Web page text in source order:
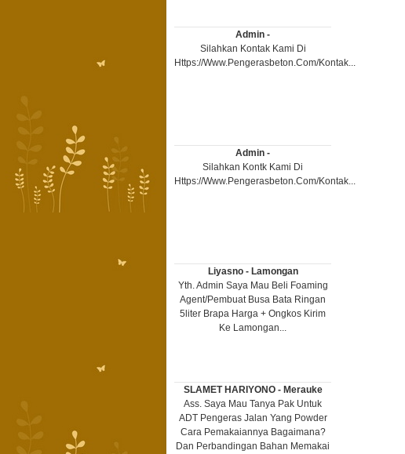
Admin -
Silahkan Kontak Kami Di
Https://www.pengerasbeton.com/kontak...
Admin -
Silahkan Kontk Kami Di
Https://www.pengerasbeton.com/kontak...
Liyasno - Lamongan
Yth. Admin Saya Mau Beli Foaming
Agent/pembuat Busa Bata Ringan
5liter Brapa Harga + Ongkos Kirim
Ke Lamongan...
SLAMET HARIYONO - Merauke
Ass. Saya Mau Tanya Pak Untuk
ADT Pengeras Jalan Yang Powder
Cara Pemakaiannya Bagaimana?
Dan Perbandingan Bahan Memakai